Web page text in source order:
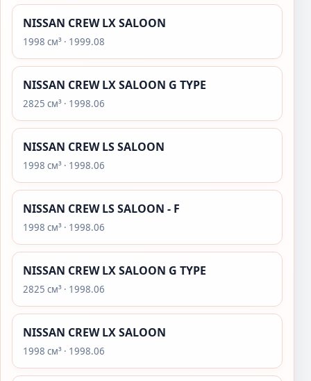
NISSAN CREW LX SALOON
1998 см³ · 1999.08
NISSAN CREW LX SALOON G TYPE
2825 см³ · 1998.06
NISSAN CREW LS SALOON
1998 см³ · 1998.06
NISSAN CREW LS SALOON - F
1998 см³ · 1998.06
NISSAN CREW LX SALOON G TYPE
2825 см³ · 1998.06
NISSAN CREW LX SALOON
1998 см³ · 1998.06